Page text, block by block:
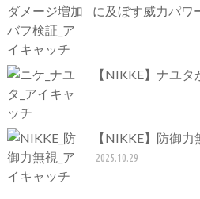
に及ぼす威力パワ
【NIKKE】ナユタ
【NIKKE】防御
2025.10.29